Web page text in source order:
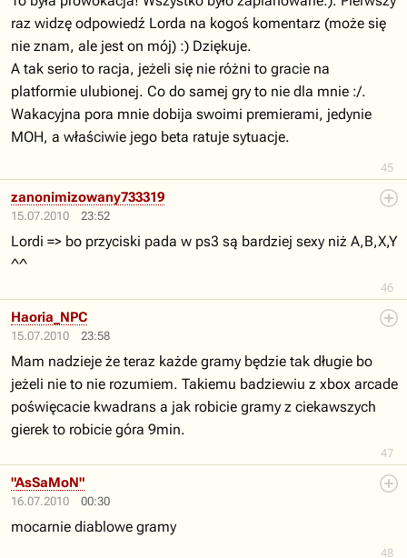
45
raz widzę odpowiedź Lorda na kogoś komentarz (może się
nie znam, ale jest on mój) :) Dziękuje.
A tak serio to racja, jeżeli się nie różni to gracie na
platformie ulubionej. Co do samej gry to nie dla mnie :/.
Wakacyjna pora mnie dobija swoimi premierami, jedynie
MOH, a właściwie jego beta ratuje sytuacje.
15.07.2010 23:52
46
zanonimizowany733319
Lordi => bo przyciski pada w ps3 są bardziej sexy niż A,B,X,Y
^^
15.07.2010 23:58
47
Haoria_NPC
Mam nadzieje że teraz każde gramy będzie tak długie bo
jeżeli nie to nie rozumiem. Takiemu badziewiu z xbox arcade
poświęcacie kwadrans a jak robicie gramy z ciekawszych
gierek to robicie góra 9min.
16.07.2010 00:30
48
"AsSaMoN"
mocarnie diablowe gramy